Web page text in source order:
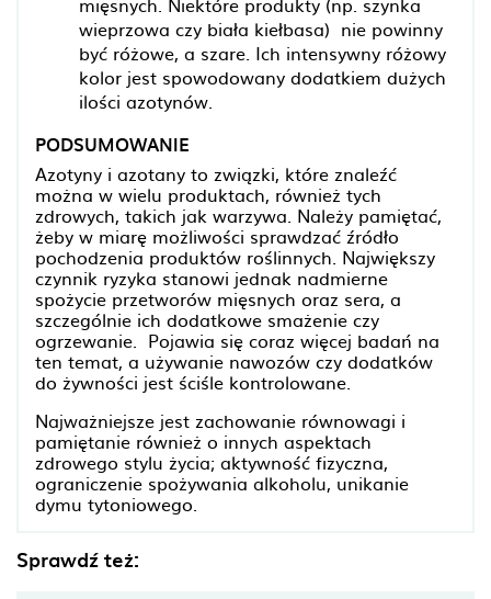
wieprzowa czy biała kiełbasa) nie powinny
być różowe, a szare. Ich intensywny różowy
kolor jest spowodowany dodatkiem dużych
ilości azotynów.
PODSUMOWANIE
Azotyny i azotany to związki, które znaleźć
można w wielu produktach, również tych
zdrowych, takich jak warzywa. Należy pamiętać,
żeby w miarę możliwości sprawdzać źródło
pochodzenia produktów roślinnych. Największy
czynnik ryzyka stanowi jednak nadmierne
spożycie przetworów mięsnych oraz sera, a
szczególnie ich dodatkowe smażenie czy
ogrzewanie. Pojawia się coraz więcej badań na
ten temat, a używanie nawozów czy dodatków
do żywności jest ściśle kontrolowane.
Najważniejsze jest zachowanie równowagi i
pamiętanie również o innych aspektach
zdrowego stylu życia; aktywność fizyczna,
ograniczenie spożywania alkoholu, unikanie
dymu tytoniowego.
Sprawdź też: